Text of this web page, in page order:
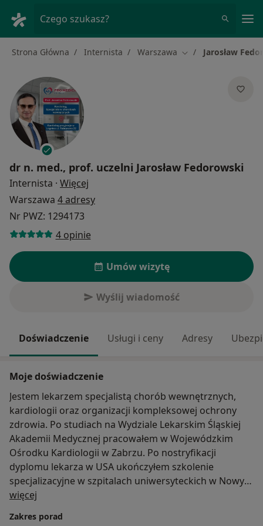
Czego szukasz?
Strona Główna Internista Warszawa Zmień miasto
Jarosław
dr n. med., prof. uczelni Jarosław Fedorowski
Internista · Więcej
Warszawa 4 adresy
Nr PWZ: 1294173
4 opinie
Umów wizytę
Wyślij wiadomość
Doświadczenie Usługi i ceny Adresy
Moje doświadczenie
Jestem lekarzem specjalistą chorób wewnętrznych,
kardiologii oraz organizacji kompleksowej ochrony
zdrowia. Po studiach na Wydziale Lekarskim Śląskiej
Akademii Medycznej pracowałem w Wojewódzkim
Ośrodku Kardiologii w Zabrzu. Po nostryfikacji
dyplomu lekarza w USA ukończyłem szkolenie
specjalizacyjne w szpitalach uniwersyteckich w Nowym
Jorku i Savannah. Przez wiele lat pracowałem w USA
departamentu medycyny i członek zarządu do spraw
więcej
Zakres porad